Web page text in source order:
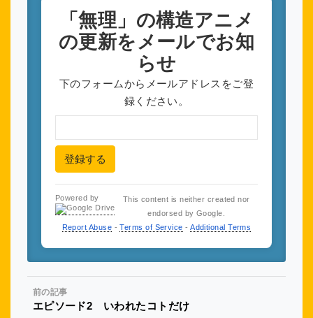
「無理」の構造アニメ
の更新をメールでお知
らせ
下のフォームからメールアドレスをご登
録ください。
登録する
Powered by
This content is neither created nor
endorsed by Google.
Report Abuse -Terms of Service -Additional Terms
前の記事
エピソード2 いわれたコトだけ